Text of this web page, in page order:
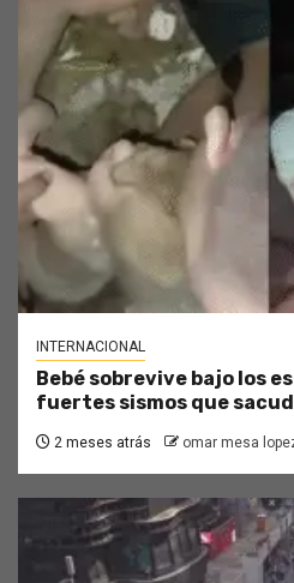
INTERNACIONAL
Bebé sobrevive bajo los
fuertes sismos que
2 meses atrás omar mesa